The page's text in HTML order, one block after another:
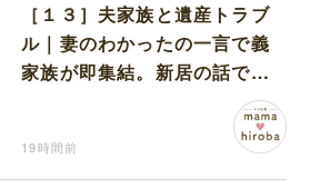
［１３］夫家族と遺産トラブ
ル｜妻のわかったの一言で義
家族が即集結。新居の話で盛
り上がる義家族を置いて実家
19時間前